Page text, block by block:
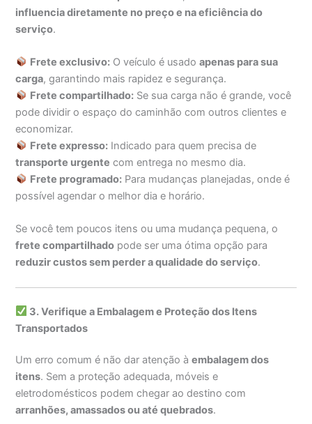
influencia diretamente no preço e na eficiência do
serviço.
Frete exclusivo: O veículo é usadoapenas para sua
carga, garantindo mais rapidez e segurança.
Frete compartilhado: Se sua carga não é grande, você
pode dividir o espaço do caminhão com outros clientes e
economizar.
Frete expresso: Indicado para quem precisa de
transporte urgente com entrega no mesmo dia.
Frete programado: Para mudanças planejadas, onde é
possível agendar o melhor dia e horário.
Se você tem poucos itens ou uma mudança pequena, o
frete compartilhado pode ser uma ótima opção para
reduzir custos sem perder a qualidade do serviço.
3. Verifique a Embalagem e Proteção dos Itens
Transportados
Um erro comum é não dar atenção àembalagem dos
itens. Sem a proteção adequada, móveis e
eletrodomésticos podem chegar ao destino com
arranhões, amassados ou até quebrados.